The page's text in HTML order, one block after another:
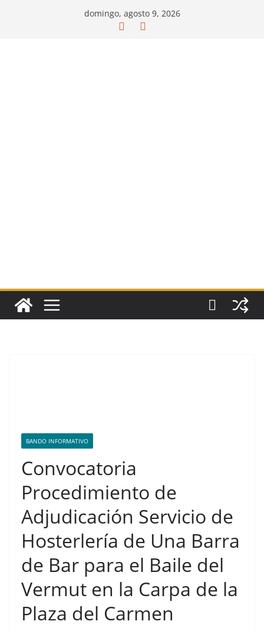
domingo, agosto 9, 2026
BANDO INFORMATIVO
Convocatoria
Procedimiento de
Adjudicación Servicio de
Hosterlería de Una Barra
de Bar para el Baile del
Vermut en la Carpa de la
Plaza del Carmen